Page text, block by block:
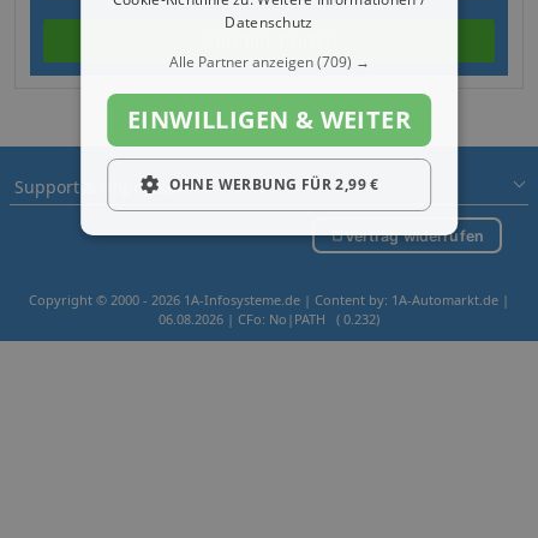
Support & Impressum
Vertrag widerrufen
Copyright © 2000 - 2026 1A-Infosysteme.de | Content by: 1A-Automarkt.de |
06.08.2026 | CFo: No|PATH ( 0.232)
Datenschutz
Alle Partner anzeigen(709) →
EINWILLIGEN & WEITER
OHNE WERBUNG FÜR 2,99 €